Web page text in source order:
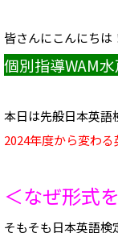
皆さんにこんにちは
個別指導WAM
本日は先般日本英語
2024年度から変わ
＜なぜ形式
そもそも日本英語検